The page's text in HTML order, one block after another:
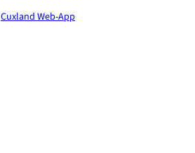
Cuxland Web-App